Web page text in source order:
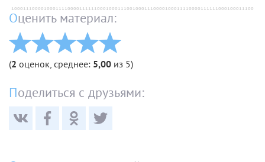
Оценить материал:
(2 оценок, среднее: 5,00 из 5)
Поделиться с друзьями: